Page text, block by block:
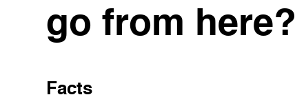
go from here?
Facts